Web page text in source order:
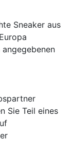
Sneaker aus
Sie Teil eines